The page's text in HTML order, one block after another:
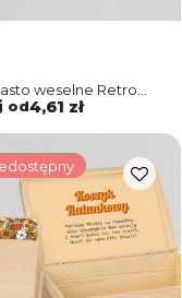
weselne Retro
3od4,61 zł